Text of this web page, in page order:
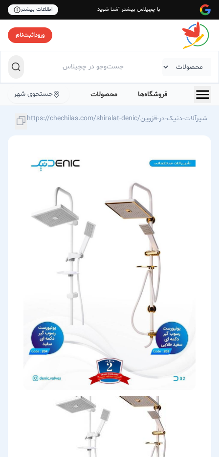
با چچیلاس بیشتر آشنا شوید اطلاعات بیشتر
ورود|ثبت‌نام
فروشگاه‌ها محصولات جستجوی شهر
https://chechilas.com/shiralat-denic/شیرآلات-دنیک-در-قزوین